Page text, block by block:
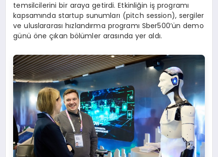
temsilcilerini bir araya getirdi. Etkinliğin iş programı
kapsamında startup sunumları (pitch session), sergiler
ve uluslararası hızlandırma programı Sber500’ün demo
günü öne çıkan bölümler arasında yer aldı.